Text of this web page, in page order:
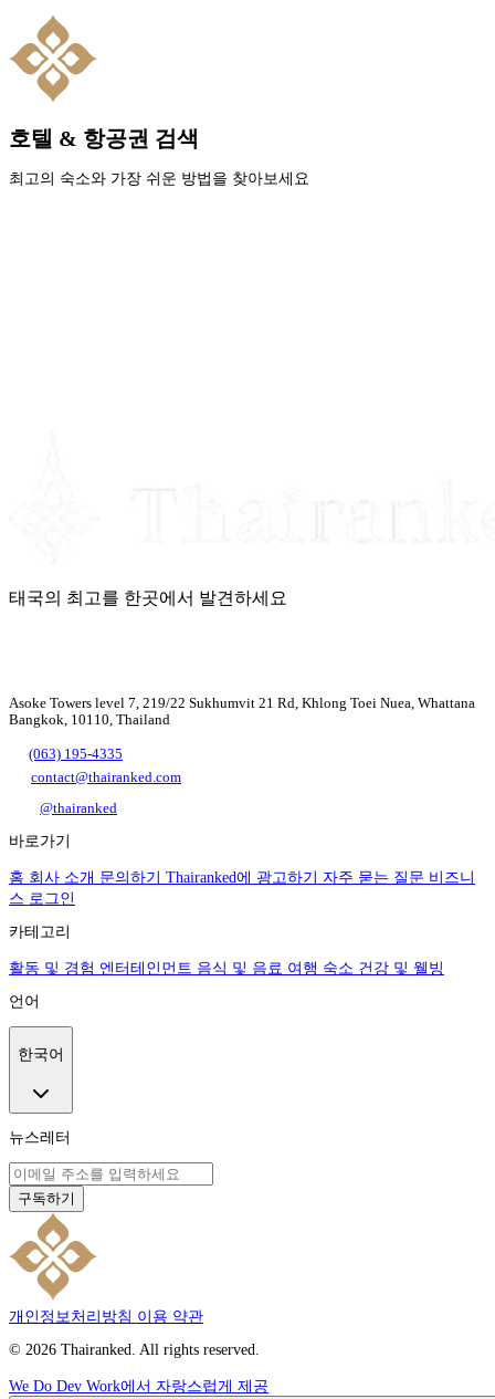
호텔 & 항공권 검색
최고의 숙소와 가장 쉬운 방법을 찾아보세요
태국의 최고를 한곳에서 발견하세요
Asoke Towers level 7, 219/22 Sukhumvit 21 Rd, Khlong Toei Nuea, Whattana
Bangkok, 10110, Thailand
(063) 195-4335
contact@thairanked.com
@thairanked
바로가기
홈 회사 소개 문의하기 Thairanked에 광고하기 자주 묻는 질문 비즈니
스 로그인
카테고리
활동 및 경험 엔터테인먼트 음식 및 음료 여행 숙소 건강 및 웰빙
언어
한국어
뉴스레터
구독하기
개인정보처리방침 이용 약관
© 2026 Thairanked. All rights reserved.
We Do Dev Work에서 자랑스럽게 제공